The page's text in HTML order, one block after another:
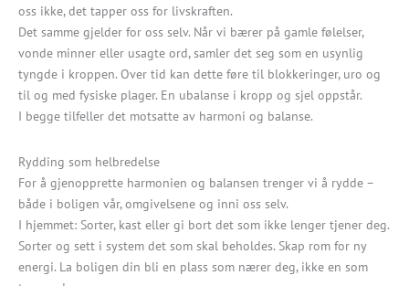
oss ikke, det tapper oss for livskraften.
Det samme gjelder for oss selv. Når vi bærer på gamle følelser,
vonde minner eller usagte ord, samler det seg som en usynlig
tyngde i kroppen. Over tid kan dette føre til blokkeringer, uro og
til og med fysiske plager. En ubalanse i kropp og sjel oppstår.
I begge tilfeller det motsatte av harmoni og balanse.
Rydding som helbredelse
For å gjenopprette harmonien og balansen trenger vi å rydde –
både i boligen vår, omgivelsene og inni oss selv.
I hjemmet: Sorter, kast eller gi bort det som ikke lenger tjener deg.
Sorter og sett i system det som skal beholdes. Skap rom for ny
energi. La boligen din bli en plass som nærer deg, ikke en som